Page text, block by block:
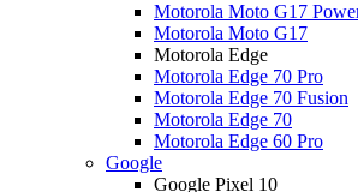
Motorola Moto G17
Motorola Moto G17
Motorola Edge
Motorola Edge 70 Pro
Motorola Edge 70 Fusion
Motorola Edge 70
Motorola Edge 60 Pro
Google
Google Pixel 10